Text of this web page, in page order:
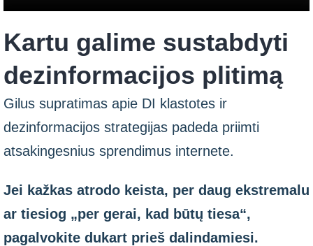
Kartu galime sustabdyti
dezinformacijos plitimą
Gilus supratimas apie DI klastotes ir
dezinformacijos strategijas padeda priimti
atsakingesnius sprendimus internete.
Jei kažkas atrodo keista, per daug ekstremalu
ar tiesiog „per gerai, kad būtų tiesa“,
pagalvokite dukart prieš dalindamiesi.